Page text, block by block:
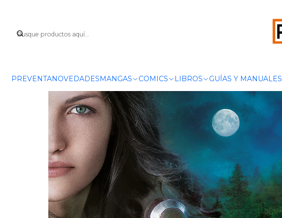
PREVENTANOVEDADESMANGAS COMICS LIBROS GUÍAS Y MANUALES